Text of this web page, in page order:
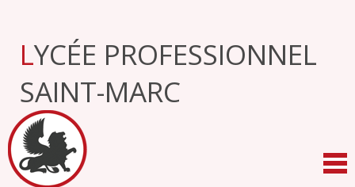
navigation
LYCÉE PROFESSIONNEL
SAINT-MARC